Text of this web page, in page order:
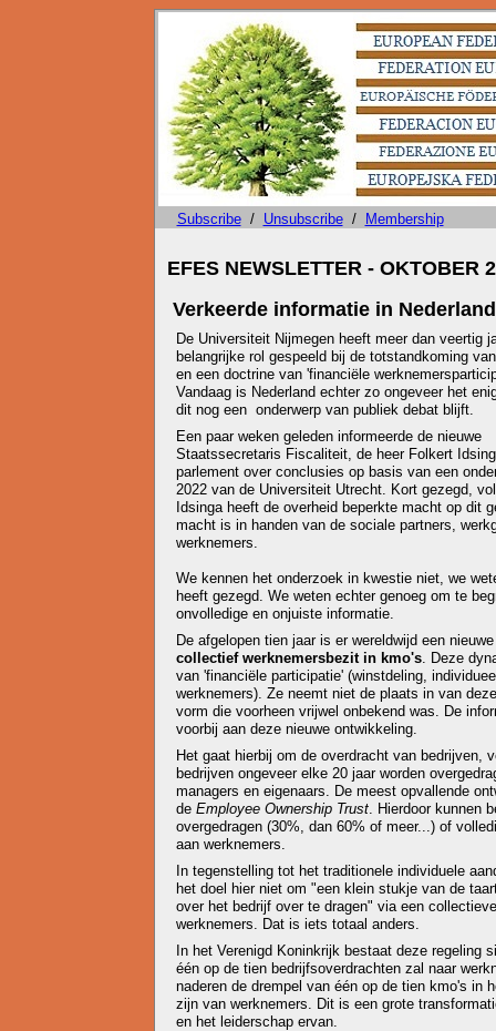
Subscribe/ Unsubscribe/ Membership
EFES NEWSLETTER - OKTOBER
Verkeerde informatie in Nederland
De Universiteit Nijmegen heeft meer dan veertig
belangrijke rol gespeeld bij de totstandkoming
en een doctrine van 'financiële
Vandaag is Nederland echter zo ongeveer het
dit nog een onderwerp van publiek debat blijft.
Een paar weken geleden informeerde de nieuwe
Staatssecretaris Fiscaliteit, de heer Folkert
parlement over conclusies op basis van een
2022 van de Universiteit Utrecht. Kort gezegd,
Idsinga heeft de overheid beperkte macht op dit
macht is in handen van de sociale partners,
werknemers.
We kennen het onderzoek in kwestie niet, we
heeft gezegd. We weten echter genoeg om te
onvolledige en onjuiste informatie.
De afgelopen tien jaar is er wereldwijd een
collectief werknemersbezit in kmo's. Deze
van 'financiële participatie' (winstdeling,
werknemers). Ze neemt niet de plaats in van
vorm die voorheen vrijwel onbekend was. De
voorbij aan deze nieuwe ontwikkeling.
Het gaat hierbij om de overdracht van bedrijven,
bedrijven ongeveer elke 20 jaar worden
managers en eigenaars. De meest opvallende
de Employee Ownership Trust. Hierdoor kunnen
overgedragen (30%, dan 60% of meer...) of
aan werknemers.
In tegenstelling tot het traditionele individuele
het doel hier niet om "een klein stukje van de
over het bedrijf over te dragen" via een
werknemers. Dat is iets totaal anders.
In het Verenigd Koninkrijk bestaat deze regeling
één op de tien bedrijfsoverdrachten zal naar
naderen de drempel van één op de tien kmo's in
zijn van werknemers. Dit is een grote
en het leiderschap ervan.